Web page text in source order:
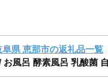
阜県 恵那市の返礼品一覧
お風呂 酵素風呂 乳酸菌